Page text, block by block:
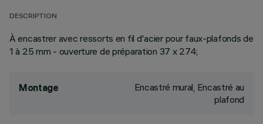
DESCRIPTION
À encastrer avec ressorts en fil d'acier pour faux-plafonds de
1 à 25 mm - ouverture de préparation 37 x 274;
Montage
Encastré mural, Encastré au
plafond